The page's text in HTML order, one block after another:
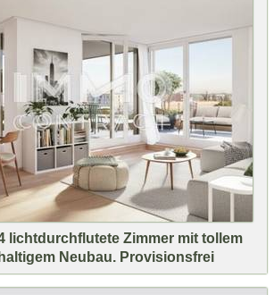
lichtdurchflutete Zimmer mit tollem
Neubau. Provisionsfrei